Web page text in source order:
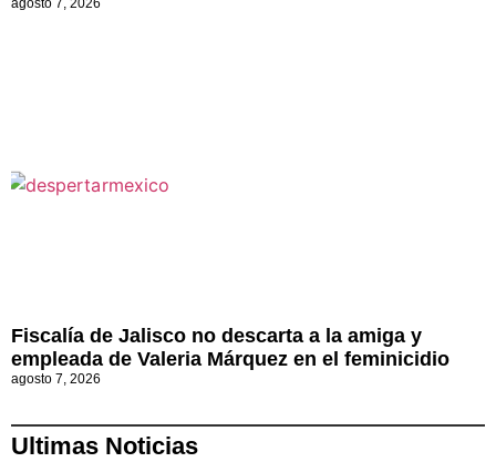
agosto 7, 2026
Fiscalía de Jalisco no descarta a la amiga y
empleada de Valeria Márquez en el feminicidio
agosto 7, 2026
Ultimas Noticias